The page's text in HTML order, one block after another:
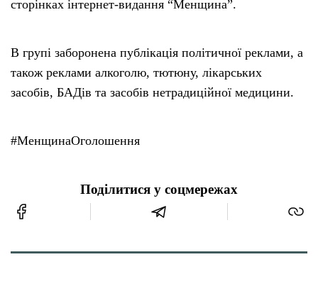
сторінках інтернет-видання “Менщина”.
В групі заборонена публікація політичної реклами, а
також реклами алкоголю, тютюну, лікарських
засобів, БАДів та засобів нетрадиційної медицини.
#МенщинаОголошення
Поділитися у соцмережах